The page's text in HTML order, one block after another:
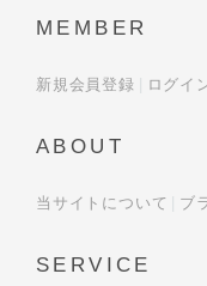
MEMBER
新規会員登録 ログイ
ABOUT
当サイトについて ブ
SERVICE